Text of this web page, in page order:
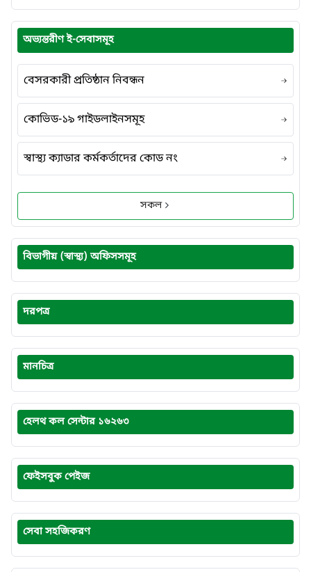
অভ্যন্তরীণ ই-সেবাসমূহ
বেসরকারী প্রতিষ্ঠান নিবন্ধন
কোভিড-১৯ গাইডলাইনসমূহ
স্বাস্থ্য ক্যাডার কর্মকর্তাদের কোড নং
সকল
বিভাগীয় (স্বাস্থ্য) অফিসসমূহ
দরপত্র
মানচিত্র
হেলথ কল সেন্টার ১৬২৬৩
ফেইসবুক পেইজ
সেবা সহজিকরণ